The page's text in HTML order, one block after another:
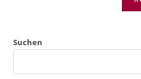
Suchen